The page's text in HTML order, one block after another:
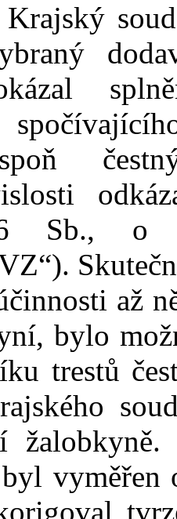
Krajský
Sb., o
až
bylo
trestů
žalobkyně.
vyměřen